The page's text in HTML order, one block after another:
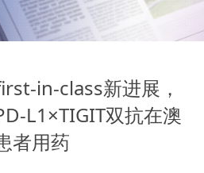
in-class新进展，
L1×TIGIT双抗在澳
者用药